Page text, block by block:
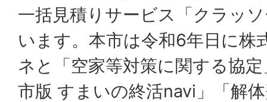
一括見積りサービス「クラッ
います。本市は令和6年日に株
ネと「空家等対策に関する協
市版 すまいの終活navi」「解